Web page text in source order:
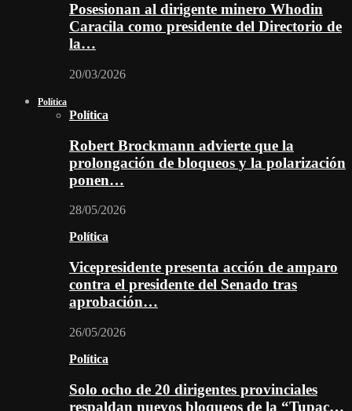
Posesionan al dirigente minero Whodin
Caracila como presidente del Directorio de
la…
20/03/2026
Política
Política
Robert Brockmann advierte que la
prolongación de bloqueos y la polarización
ponen…
28/05/2026
Política
Vicepresidente presenta acción de amparo
contra el presidente del Senado tras
aprobación…
26/05/2026
Política
Solo ocho de 20 dirigentes provinciales
respaldan nuevos bloqueos de la “Tupac…